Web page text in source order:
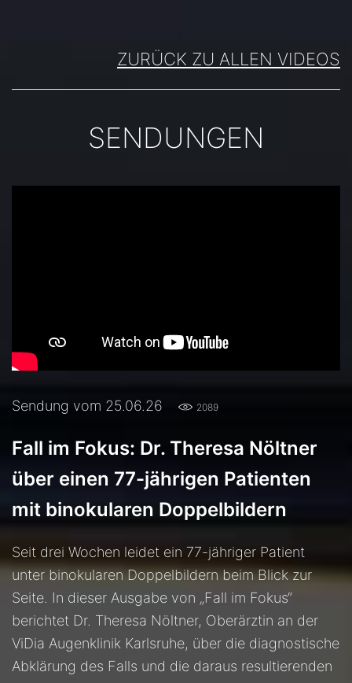
ZURÜCK ZU ALLEN VIDEOS
SENDUNGEN
Sendung vom 25.06.26 2089
Fall im Fokus: Dr. Theresa Nöltner
über einen 77-jährigen Patienten
mit binokularen Doppelbildern
Seit drei Wochen leidet ein 77-jähriger Patient
unter binokularen Doppelbildern beim Blick zur
Seite. In dieser Ausgabe von „Fall im Fokus“
berichtet Dr. Theresa Nöltner, Oberärztin an der
ViDia Augenklinik Karlsruhe, über die diagnostische
Abklärung des Falls und die daraus resultierenden